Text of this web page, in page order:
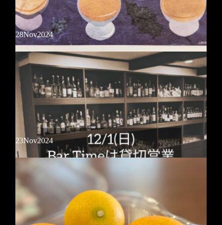
【12月の営業日程】
12月は基本無休で営業致します！変更がある場合はSNS等にて随時お
知らせします。忘年会や貸切のご利用もできますのでお気軽にご相談く
ださい。今年も残すところあと僅か。皆様のご来店お待ちしておりま…
28Nov2024
23Nov2024